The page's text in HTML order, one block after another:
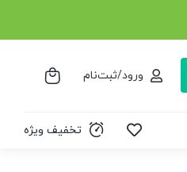
ورود/ثبت‌نام
تخفیف ویژه